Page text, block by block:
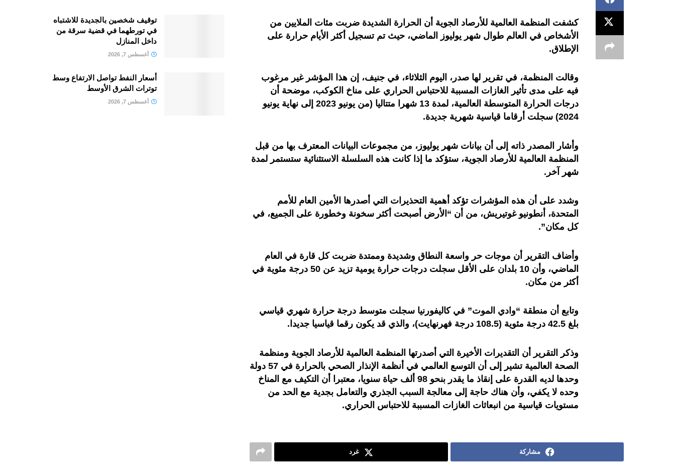
كشفت المنظمة العالمية للأرصاد الجوية أن الحرارة الشديدة ضربت مئات الملايين من
الأشخاص في العالم طوال شهر يوليوز الماضي، حيث تم تسجيل أكثر الأيام حرارة على
الإطلاق.
وقالت المنظمة، في تقرير لها صدر، اليوم الثلاثاء، في جنيف، إن هذا المؤشر غير مرغوب
فيه على مدى تأثير الغازات المسببة للاحتباس الحراري على مناخ الكوكب، موضحة أن
درجات الحرارة المتوسطة العالمية، لمدة 13 شهرا متتاليا (من يونيو 2023 إلى نهاية يونيو
2024) سجلت أرقاما قياسية شهرية جديدة.
وأشار المصدر ذاته إلى أن بيانات شهر يوليوز، من مجموعات البيانات المعترف بها من قبل
المنظمة العالمية للأرصاد الجوية، ستؤكد ما إذا كانت هذه السلسلة الاستثنائية ستستمر لمدة
شهر آخر.
وشدد على أن هذه المؤشرات تؤكد أهمية التحذيرات التي أصدرها الأمين العام للأمم
المتحدة، أنطونيو غوتيريش، من أن “الأرض أصبحت أكثر سخونة وخطورة على الجميع، في
كل مكان”.
وأضاف التقرير أن موجات حر واسعة النطاق وشديدة وممتدة ضربت كل قارة في العام
الماضي، وأن 10 بلدان على الأقل سجلت درجات حرارة يومية تزيد عن 50 درجة مئوية في
أكثر من مكان.
وتابع أن منطقة “وادي الموت” في كاليفورنيا سجلت متوسط ​​درجة حرارة شهري قياسي
بلغ 42.5 درجة مئوية (108.5 درجة فهرنهايت)، والذي قد يكون رقما قياسيا جديدا.
وذكر التقرير أن التقديرات الأخيرة التي أصدرتها المنظمة العالمية للأرصاد الجوية ومنظمة
الصحة العالمية تشير إلى أن التوسع العالمي في أنظمة الإنذار الصحي بالحرارة في 57 دولة
وحدها لديه القدرة على إنقاذ ما يقدر بنحو 98 ألف حياة سنويا، معتبرا أن التكيف مع المناخ
وحده لا يكفي، وأن هناك حاجة إلى معالجة السبب الجذري والتعامل بجدية مع الحد من
مستويات قياسية من انبعاثات الغازات المسببة للاحتباس الحراري.
مشاركة غرد
توقيف شخصين بالجديدة للاشتباه
في تورطهما في قضية سرقة من
داخل المنازل
أغسطس 7, 2026
أسعار النفط تواصل الارتفاع وسط
توترات الشرق الأوسط
أغسطس 7, 2026